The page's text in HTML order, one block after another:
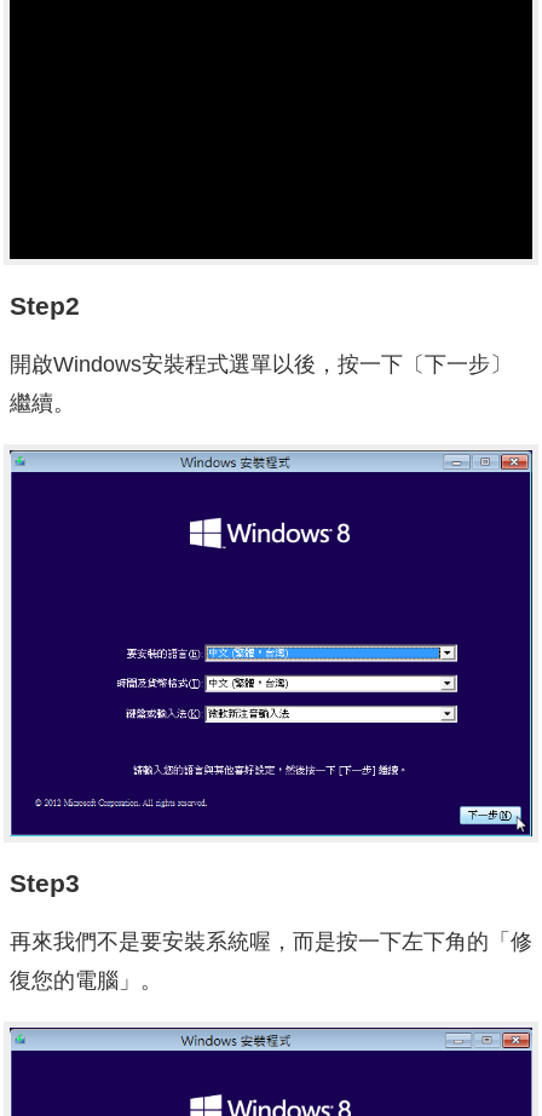
Step2
開啟Windows安裝程式選單以後，按一下〔下一步〕
繼續。
Step3
再來我們不是要安裝系統喔，而是按一下左下角的「修
復您的電腦」。